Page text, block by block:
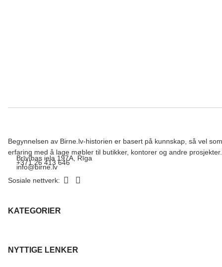
Begynnelsen av Birne.lv-historien er basert på kunnskap, så vel som
erfaring med å lage møbler til butikker, kontorer og andre prosjekter.
Brīvības iela 197A, Rīga
+371 26 413 646
info@birne.lv
Sosiale nettverk:
KATEGORIER
NYTTIGE LENKER